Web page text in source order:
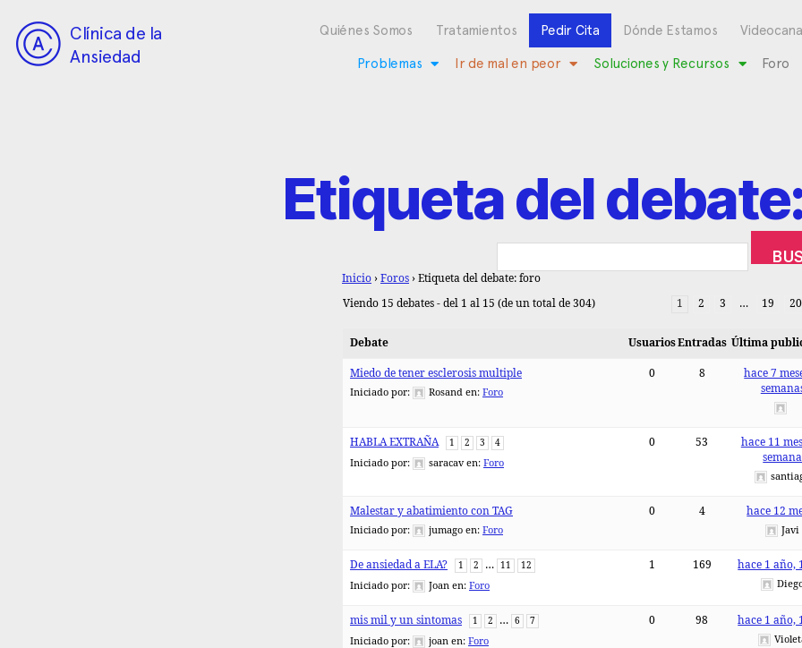
Clínica de la
Ansiedad
Quiénes Somos Tratamientos Pedir Cita Dónde Estamos
Problemas Ir de mal en peor Soluciones y Recursos Foro
Etiqueta del
Inicio › Foros › Etiqueta del debate: foro
Viendo 15 debates - del 1 al 15 (de un total de 304)
1 2 3 … 19 20
Debate UsuariosEntradas Última
Miedo de tener esclerosis multiple
Iniciado por: Rosand en: Foro
0 8
hace 7
HABLA EXTRAÑA 1 2 3 4
Iniciado por: saracav en: Foro
0 53
hace 11
semana
Malestar y abatimiento con TAG
Iniciado por: jumago en: Foro
0 4 hace 12
Javi
De ansiedad a ELA? 1 2 … 11 12
Iniciado por: Joan en: Foro
1 169 hace 1 año,
mis mil y un sintomas 1 2 … 6 7
Iniciado por: joan en: Foro
0 98 hace 1 año,